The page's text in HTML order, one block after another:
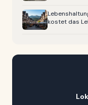
kostet das